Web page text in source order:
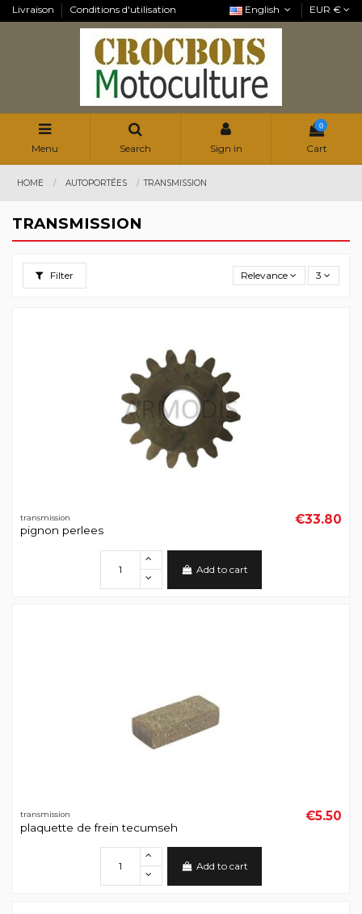
Livraison Conditions d'utilisation English EUR €
Menu Search Sign in
0
Cart
HOME AUTOPORTÉES TRANSMISSION
TRANSMISSION
Filter Relevance 3
transmission
pignon perlees
€33.80
Add to cart
transmission
plaquette de frein tecumseh
€5.50
Add to cart